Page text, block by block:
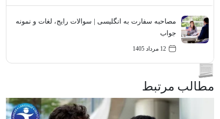
مصاحبه سفارت به انگلیسی | سوالات رایج، لغات و نمونه
جواب
12 مرداد 1405
مطالب مرتبط